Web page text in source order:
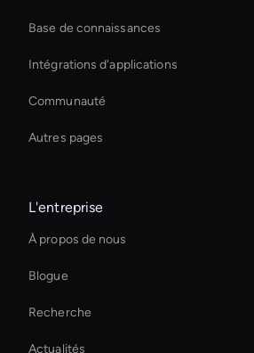
Base de connaissances
Intégrations d'applications
Communauté
Autres pages
Améliorez vos vidéos grâce à l'IA
Smart Ai Avatar
Éditeur vidéo AI Sports
Best Real-Time Ai Avatar Software
L'entreprise
À propos de nous
Blogue
Recherche
Actualités